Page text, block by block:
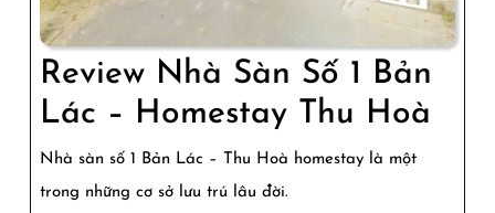
Review Nhà Sàn Số 1 Bản
Lác – Homestay Thu Hoà
Nhà sàn số 1 Bản Lác – Thu Hoà homestay là một
trong những cơ sở lưu trú lâu đời.